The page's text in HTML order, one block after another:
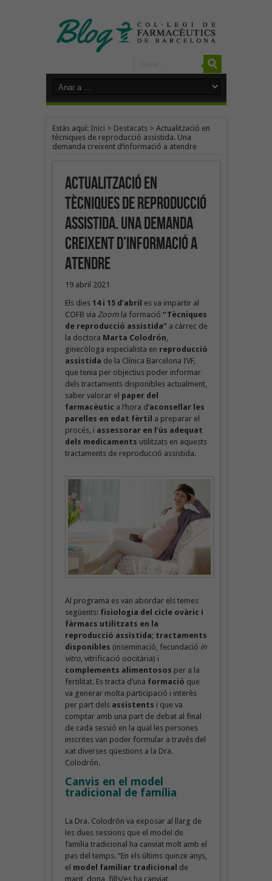
Estàs aquí: Inici > Destacats> Actualització en
tècniques de reproducció assistida. Una
demanda creixent d’informació a atendre
Actualització en
tècniques de reproducció
assistida. Una demanda
creixent d’informació a
atendre
19 abril 2021
Els dies 14 i 15 d’abril es va impartir al
COFB via Zoomla formació “Tècniques
de reproducció assistida” a càrrec de
la doctora Marta Colodrón
ginecòloga especialista en reproducció
assistida de la Clínica Barcelona IVF,
que tenia per objectius poder informar
dels tractaments disponibles actualment,
saber valorar el paper del
farmacèutic a l’hora d’aconsellar les
parelles en edat fèrtil a preparar el
procés, i assessorar en l’ús adequat
dels medicaments utilitzats en aquests
tractaments de reproducció assistida.
Al programa es van abordar els temes
següents: fisiologia del cicle ovàric i
fàrmacs utilitzats en la
reproducció assistida; tractaments
disponibles (inseminació, fecundació in
vitro, vitrificació oocitària) i
complements alimentosos per a la
fertilitat. Es tracta d’una formació que
va generar molta participació i interès
per part delsassistents i que va
comptar amb una part de debat al final
de cada sessió en la qual les persones
inscrites van poder formular a través del
xat diverses qüestions a la Dra.
Colodrón.
Canvis en el model
tradicional de família
La Dra. Colodrón va exposar al llarg de
les dues sessions que el model de
família tradicional ha canviat molt amb el
pas del temps. “En els últims quinze anys,
el model familiar tradicional de
marit, dona, fills/es ha canviat